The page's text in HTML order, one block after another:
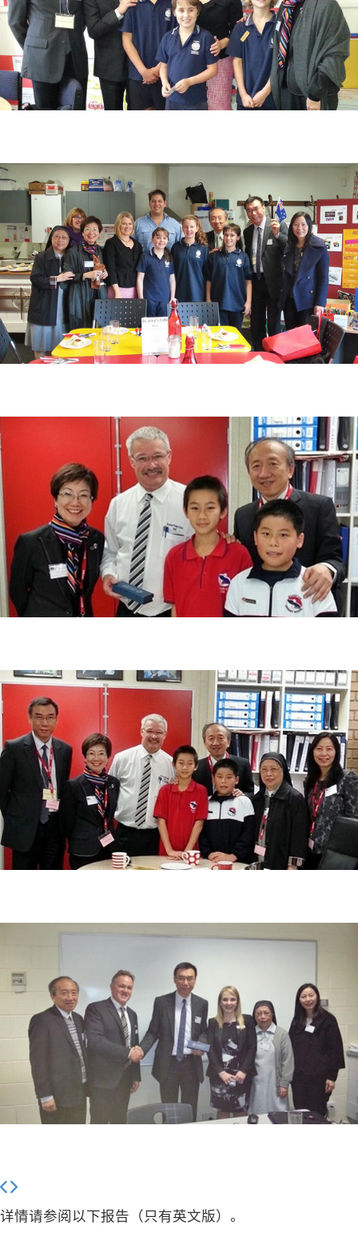
详情请参阅以下报告（只有英文版）。